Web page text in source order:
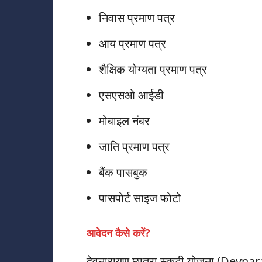
निवास प्रमाण पत्र
आय प्रमाण पत्र
शैक्षिक योग्यता प्रमाण पत्र
एसएसओ आईडी
मोबाइल नंबर
जाति प्रमाण पत्र
बैंक पासबुक
पासपोर्ट साइज फोटो
आवेदन कैसे करें?